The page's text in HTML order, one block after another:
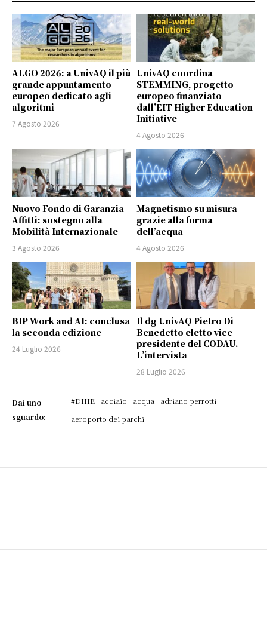
ALGO 2026: a UnivAQ il più
grande appuntamento
europeo dedicato agli
algoritmi
7 Agosto 2026
UnivAQ coordina
STEMMING, progetto
europeo finanziato
dall’EIT Higher Education
Initiative
4 Agosto 2026
Nuovo Fondo di Garanzia
Affitti: sostegno alla
Mobilità Internazionale
3 Agosto 2026
Magnetismo su misura
grazie alla forma
dell’acqua
4 Agosto 2026
BIP Work and AI: conclusa
la seconda edizione
24 Luglio 2026
Il dg UnivAQ Pietro Di
Benedetto eletto vice
presidente del CODAU.
L’intervista
28 Luglio 2026
Dai uno
sguardo:
#DIIIE acciaio acqua
adriano perrotti
aeroporto dei parchi